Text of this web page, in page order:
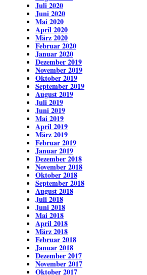
Juli 2020
Juni 2020
Mai 2020
April 2020
März 2020
Februar 2020
Januar 2020
Dezember 2019
November 2019
Oktober 2019
September 2019
August 2019
Juli 2019
Juni 2019
Mai 2019
April 2019
März 2019
Februar 2019
Januar 2019
Dezember 2018
November 2018
Oktober 2018
September 2018
August 2018
Juli 2018
Juni 2018
Mai 2018
April 2018
März 2018
Februar 2018
Januar 2018
Dezember 2017
November 2017
Oktober 2017